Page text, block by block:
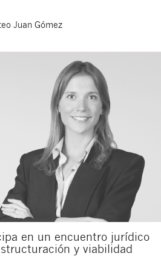
Juan Gómez
en un encuentro jurídico
y viabilidad